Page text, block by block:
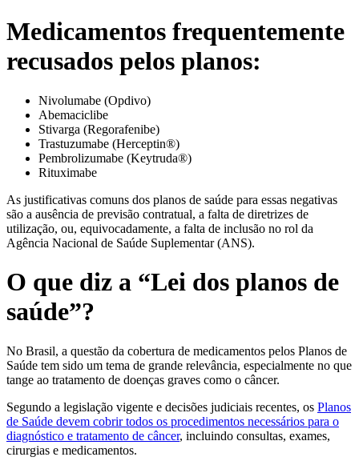
Medicamentos frequentemente
recusados pelos planos:
Nivolumabe (Opdivo)
Abemaciclibe
Stivarga (Regorafenibe)
Trastuzumabe (Herceptin®)
Pembrolizumabe (Keytruda®)
Rituximabe
As justificativas comuns dos planos de saúde para essas negativas
são a ausência de previsão contratual, a falta de diretrizes de
utilização, ou, equivocadamente, a falta de inclusão no rol da
Agência Nacional de Saúde Suplementar (ANS).
O que diz a “Lei dos planos de
saúde”?
No Brasil, a questão da cobertura de medicamentos pelos Planos de
Saúde tem sido um tema de grande relevância, especialmente no que
tange ao tratamento de doenças graves como o câncer.
Segundo a legislação vigente e decisões judiciais recentes, os Planos
de Saúde devem cobrir todos os procedimentos necessários para o
diagnóstico e tratamento de câncer, incluindo consultas, exames,
cirurgias e medicamentos.